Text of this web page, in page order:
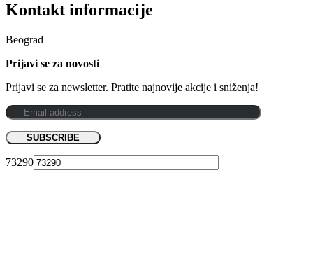
Kontakt informacije
Beograd
Prijavi se za novosti
Prijavi se za newsletter. Pratite najnovije akcije i sniženja!
73290